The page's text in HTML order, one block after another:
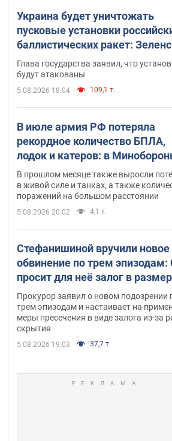
Украина будет уничтожать
пусковые установки
баллистических ракет:
провел заседание СНБО
Глава государства заявил, что
будут атакованы
5.08.2026 18:04 109,1 т.
В июле армия РФ потеряла
рекордное количество БПЛА,
лодок и катеров: в
обнародовали статистику
В прошлом месяце также выросли
в живой силе и танках, а также
поражений на большом расстоянии
5.08.2026 20:02 4,1 т.
Стефанишиной вручили новое
обвинение по трем
просит для неё залог в
млн грн
Прокурор заявил о новом подозрении
трем эпизодам и настаивает на
меры пресечения в виде залога из-за
скрытия
5.08.2026 19:03 37,7 т.